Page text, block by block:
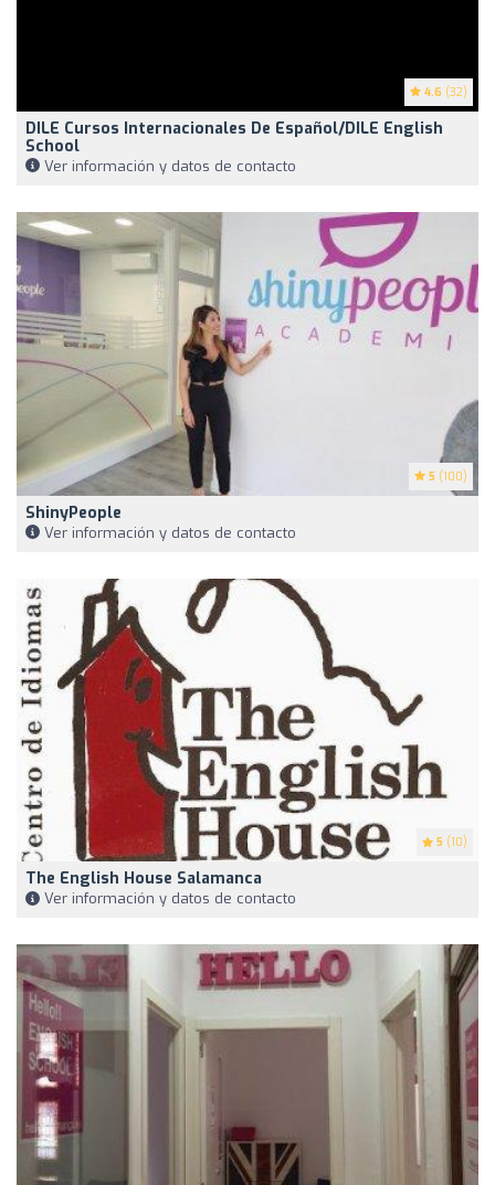
4.6 (32)
DILE Cursos Internacionales De Español/DILE English
School
Ver información y datos de contacto
5 (100)
ShinyPeople
Ver información y datos de contacto
5 (10)
The English House Salamanca
Ver información y datos de contacto